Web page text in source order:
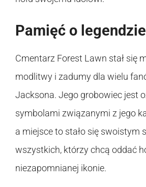
Pamięć o legendzie
Cmentarz Forest Lawn stał się
modlitwy i zadumy dla wielu
Jacksona. Jego grobowiec jest
symbolami związanymi z jego
a miejsce to stało się swoistym
wszystkich, którzy chcą oddać
niezapomnianej ikonie.